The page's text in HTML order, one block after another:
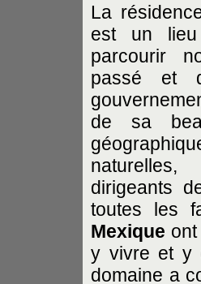
La
est un lieu
parcourir
passé et
de sa
dirigeants
toutes les
Mexique
y vivre et y
domaine a